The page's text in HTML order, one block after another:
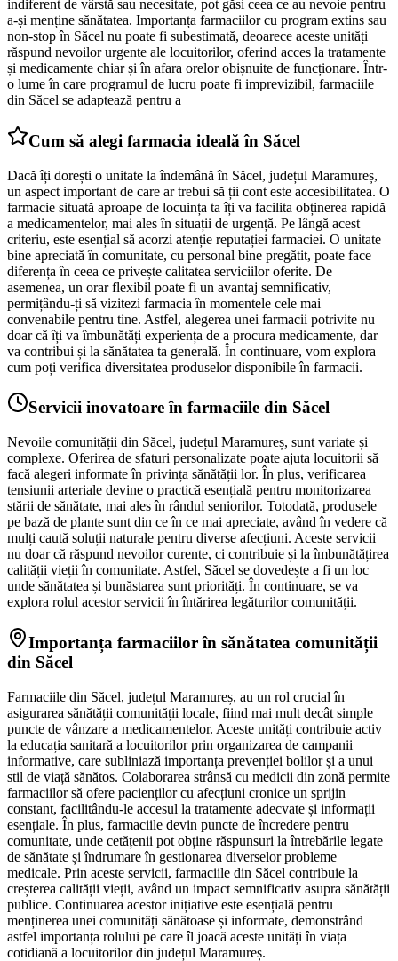
indiferent de vârstă sau necesitate, pot găsi ceea ce au nevoie pentru
a-și menține sănătatea. Importanța farmaciilor cu program extins sau
non-stop în Săcel nu poate fi subestimată, deoarece aceste unități
răspund nevoilor urgente ale locuitorilor, oferind acces la tratamente
și medicamente chiar și în afara orelor obișnuite de funcționare. Într-
o lume în care programul de lucru poate fi imprevizibil, farmaciile
din Săcel se adaptează pentru a
Cum să alegi farmacia ideală în Săcel
Dacă îți dorești o unitate la îndemână în Săcel, județul Maramureș,
un aspect important de care ar trebui să ții cont este accesibilitatea. O
farmacie situată aproape de locuința ta îți va facilita obținerea rapidă
a medicamentelor, mai ales în situații de urgență. Pe lângă acest
criteriu, este esențial să acorzi atenție reputației farmaciei. O unitate
bine apreciată în comunitate, cu personal bine pregătit, poate face
diferența în ceea ce privește calitatea serviciilor oferite. De
asemenea, un orar flexibil poate fi un avantaj semnificativ,
permițându-ți să vizitezi farmacia în momentele cele mai
convenabile pentru tine. Astfel, alegerea unei farmacii potrivite nu
doar că îți va îmbunătăți experiența de a procura medicamente, dar
va contribui și la sănătatea ta generală. În continuare, vom explora
cum poți verifica diversitatea produselor disponibile în farmacii.
Servicii inovatoare în farmaciile din Săcel
Nevoile comunității din Săcel, județul Maramureș, sunt variate și
complexe. Oferirea de sfaturi personalizate poate ajuta locuitorii să
facă alegeri informate în privința sănătății lor. În plus, verificarea
tensiunii arteriale devine o practică esențială pentru monitorizarea
stării de sănătate, mai ales în rândul seniorilor. Totodată, produsele
pe bază de plante sunt din ce în ce mai apreciate, având în vedere că
mulți caută soluții naturale pentru diverse afecțiuni. Aceste servicii
nu doar că răspund nevoilor curente, ci contribuie și la îmbunătățirea
calității vieții în comunitate. Astfel, Săcel se dovedește a fi un loc
unde sănătatea și bunăstarea sunt priorități. În continuare, se va
explora rolul acestor servicii în întărirea legăturilor comunității.
Importanța farmaciilor în sănătatea comunității
din Săcel
Farmaciile din Săcel, județul Maramureș, au un rol crucial în
asigurarea sănătății comunității locale, fiind mai mult decât simple
puncte de vânzare a medicamentelor. Aceste unități contribuie activ
la educația sanitară a locuitorilor prin organizarea de campanii
informative, care subliniază importanța prevenției bolilor și a unui
stil de viață sănătos. Colaborarea strânsă cu medicii din zonă permite
farmaciilor să ofere pacienților cu afecțiuni cronice un sprijin
constant, facilitându-le accesul la tratamente adecvate și informații
esențiale. În plus, farmaciile devin puncte de încredere pentru
comunitate, unde cetățenii pot obține răspunsuri la întrebările legate
de sănătate și îndrumare în gestionarea diverselor probleme
medicale. Prin aceste servicii, farmaciile din Săcel contribuie la
creșterea calității vieții, având un impact semnificativ asupra sănătății
publice. Continuarea acestor inițiative este esențială pentru
menținerea unei comunități sănătoase și informate, demonstrând
astfel importanța rolului pe care îl joacă aceste unități în viața
cotidiană a locuitorilor din județul Maramureș.